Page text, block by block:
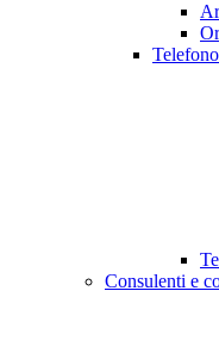
Consulenti e